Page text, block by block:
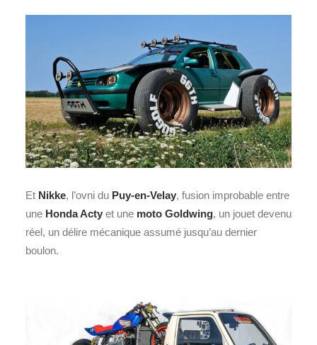
Et Nikke, l’ovni du Puy-en-Velay, fusion improbable entre
une Honda Acty et une moto Goldwing, un jouet devenu
réel, un délire mécanique assumé jusqu’au dernier
boulon.